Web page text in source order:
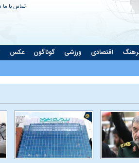
تماس با ما
اقتصادی ورزشی گوناگون عکس